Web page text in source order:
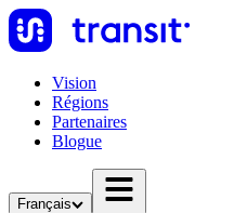
Vision
Régions
Partenaires
Blogue
Français